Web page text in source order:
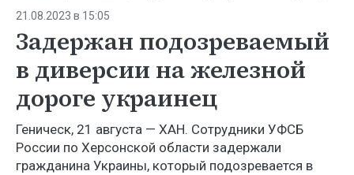
21.08.2023 в 15:05
Задержан подозреваемый
в диверсии на железной
дороге украинец
Геническ, 21 августа — ХАН. Сотрудники УФСБ
России по Херсонской области задержали
гражданина Украины, который подозревается в